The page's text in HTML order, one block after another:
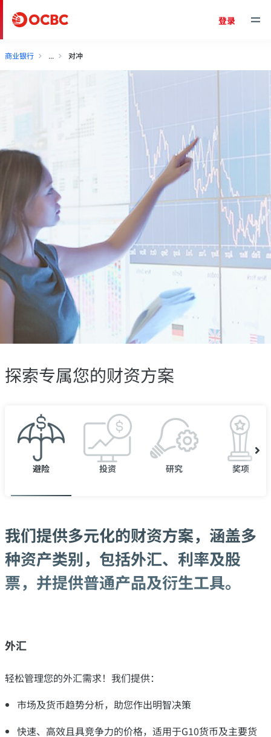
登录
商业银行 对冲
探索专属您的财资方案
避险 投资 研究 奖项
我们提供多元化的财资方案，涵盖多
种资产类别，包括外汇、利率及股
票，并提供普通产品及衍生工具。
外汇
轻松管理您的外汇需求！我们提供：
市场及货币趋势分析，助您作出明智决策​​
快速、高效且具竞争力的价格，适用于G10货币及主要货